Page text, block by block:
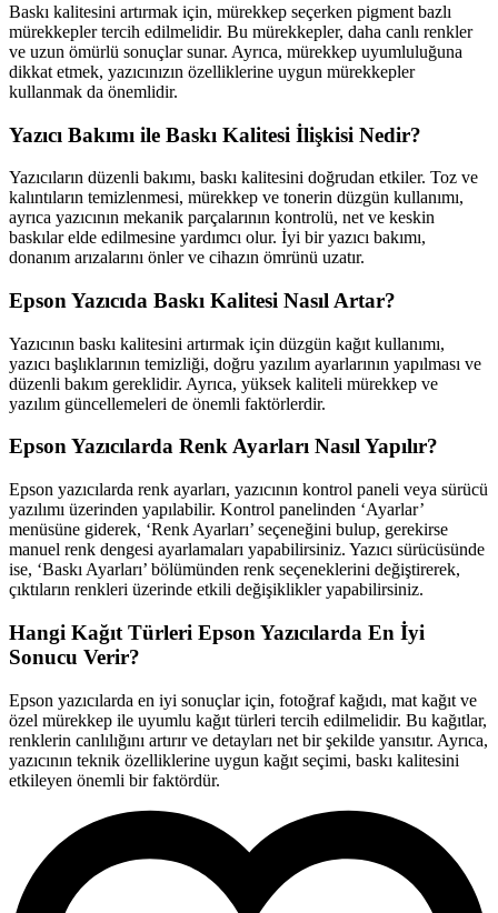
Baskı kalitesini artırmak için, mürekkep seçerken pigment bazlı
mürekkepler tercih edilmelidir. Bu mürekkepler, daha canlı renkler
ve uzun ömürlü sonuçlar sunar. Ayrıca, mürekkep uyumluluğuna
dikkat etmek, yazıcınızın özelliklerine uygun mürekkepler
kullanmak da önemlidir.
Yazıcı Bakımı ile Baskı Kalitesi İlişkisi Nedir?
Yazıcıların düzenli bakımı, baskı kalitesini doğrudan etkiler. Toz ve
kalıntıların temizlenmesi, mürekkep ve tonerin düzgün kullanımı,
ayrıca yazıcının mekanik parçalarının kontrolü, net ve keskin
baskılar elde edilmesine yardımcı olur. İyi bir yazıcı bakımı,
donanım arızalarını önler ve cihazın ömrünü uzatır.
Epson Yazıcıda Baskı Kalitesi Nasıl Artar?
Yazıcının baskı kalitesini artırmak için düzgün kağıt kullanımı,
yazıcı başlıklarının temizliği, doğru yazılım ayarlarının yapılması ve
düzenli bakım gereklidir. Ayrıca, yüksek kaliteli mürekkep ve
yazılım güncellemeleri de önemli faktörlerdir.
Epson Yazıcılarda Renk Ayarları Nasıl Yapılır?
Epson yazıcılarda renk ayarları, yazıcının kontrol paneli veya sürücü
yazılımı üzerinden yapılabilir. Kontrol panelinden ‘Ayarlar’
menüsüne giderek, ‘Renk Ayarları’ seçeneğini bulup, gerekirse
manuel renk dengesi ayarlamaları yapabilirsiniz. Yazıcı sürücüsünde
ise, ‘Baskı Ayarları’ bölümünden renk seçeneklerini değiştirerek,
çıktıların renkleri üzerinde etkili değişiklikler yapabilirsiniz.
Hangi Kağıt Türleri Epson Yazıcılarda En İyi
Sonucu Verir?
Epson yazıcılarda en iyi sonuçlar için, fotoğraf kağıdı, mat kağıt ve
özel mürekkep ile uyumlu kağıt türleri tercih edilmelidir. Bu kağıtlar,
renklerin canlılığını artırır ve detayları net bir şekilde yansıtır. Ayrıca,
yazıcının teknik özelliklerine uygun kağıt seçimi, baskı kalitesini
etkileyen önemli bir faktördür.